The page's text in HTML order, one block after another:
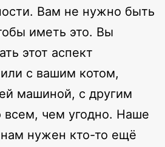
Вам не нужно быть
иметь это. Вы
этот аспект
с вашим котом,
машиной, с другим
чем угодно. Наше
нужен кто-то ещё